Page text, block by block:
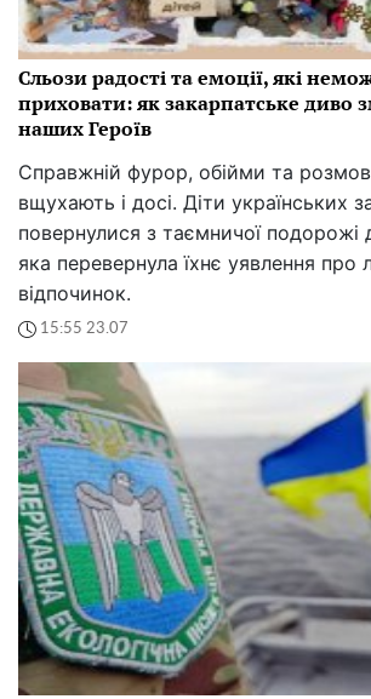
Сльози радості та емоції, які
приховати: як закарпатське диво
наших Героїв
Справжній фурор, обійми та
вщухають і досі. Діти українських
повернулися з таємничої подорожі
яка перевернула їхнє уявлення про
відпочинок.
15:55 23.07